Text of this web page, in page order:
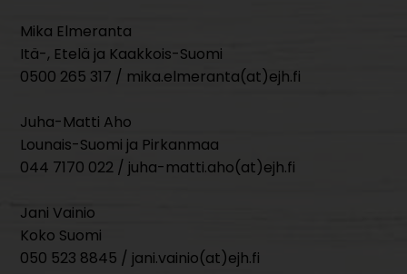
Mika Elmeranta
Itä-, Etelä ja Kaakkois-Suomi
0500 265 317 / mika.elmeranta(at)ejh.fi
Juha-Matti Aho
Lounais-Suomi ja Pirkanmaa
044 7170 022 / juha-matti.aho(at)ejh.fi
Jani Vainio
Koko Suomi
050 523 8845 / jani.vainio(at)ejh.fi